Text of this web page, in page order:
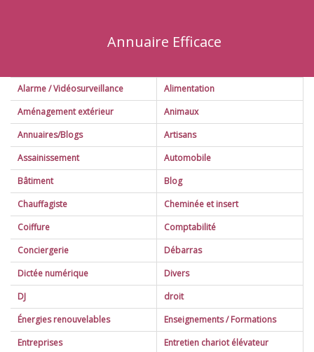
Annuaire Efficace
Alarme / Vidéosurveillance
Alimentation
Bonbons
Fromage(3)
Pizzeria(1)
Aménagement extérieur
Animaux
Annuaires/Blogs
Artisans
Façadier(1)
Ferrailleur(2)
Ferronnerie
Fleuriste(5)
Assainissement
Automobile
Bâtiment
Adaptation logement PMR
Aménagement intérieur(4)
Carreleur(3)
Blog
Chauffagiste
Cheminée et insert
Coiffure
Comptabilité
Conciergerie
Débarras
Dictée numérique
Vocale(1)
Divers
bar
Centre de loisirs(2)
Jeux
Photographie(4)
DJ
droit
Énergies renouvelables
Enseignements / Formations
Formations(1)
Entreprises
Entretien chariot élévateur